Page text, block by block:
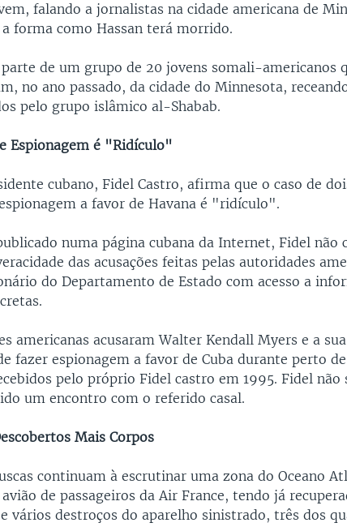
falando a jornalistas na cidade americana de
forma como Hassan terá morrido.
parte de um grupo de 20 jovens somali-americanos
no ano passado, da cidade do Minnesota,
pelo grupo islâmico al-Shabab.
Espionagem é "Ridículo"
cubano, Fidel Castro, afirma que o caso de
a favor de Havana é "ridículo".
numa página cubana da Internet, Fidel não
das acusações feitas pelas autoridades
do Departamento de Estado com acesso a
americanas acusaram Walter Kendall Myers e a
fazer espionagem a favor de Cuba durante perto
pelo próprio Fidel castro em 1995. Fidel não
um encontro com o referido casal.
Mais Corpos
continuam à escrutinar uma zona do Oceano
de passageiros da Air France, tendo já
vários destroços do aparelho sinistrado, três dos